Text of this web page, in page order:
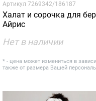
Артикул 7269342/186187
Халат и сорочка для
Айрис
Нет в наличии
* - цена может измениться в
также от размера Вашей